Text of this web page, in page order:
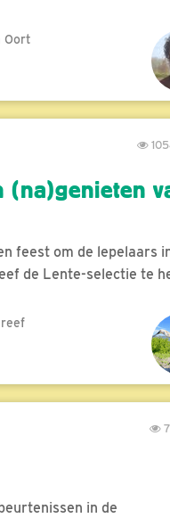
Oort
(na)genieten
feest om de lepelaars
de Lente-selectie te
in de